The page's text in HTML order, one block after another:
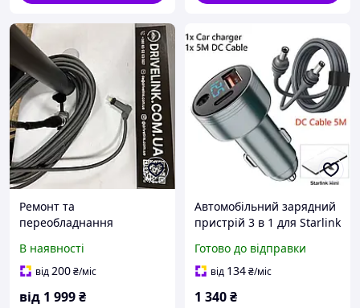
Ремонт та
переобладнання
Starlink
В наявності
від200₴/міс
від 1 999₴
Автомобільний зарядний
пристрій 3 в 1 для Starlink
3.0, 3 порти, QC PD, з
кабелем 5 м
Готово до відправки
від 134₴/міс
1 340₴